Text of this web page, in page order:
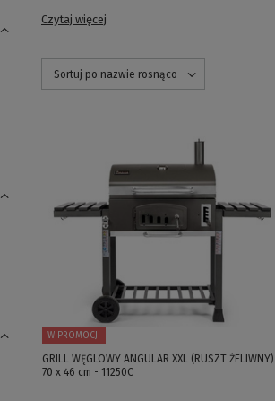
Czytaj więcej
Sortuj po nazwie rosnąco
W PROMOCJI
GRILL WĘGLOWY ANGULAR XXL (RUSZT ŻELIWNY)
70 x 46 cm - 11250C